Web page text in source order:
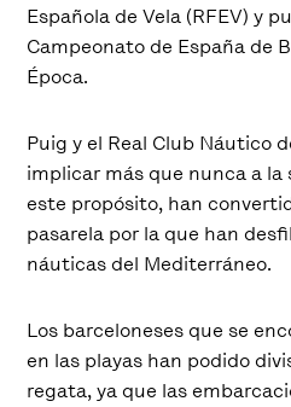
Española de Vela (RFEV) y
Campeonato de España de
Época.
Puig y el Real Club Náutico
implicar más que nunca a la
este propósito, han
pasarela por la que han
náuticas del Mediterráneo.
Los barceloneses que se
en las playas han podido
regata, ya que las